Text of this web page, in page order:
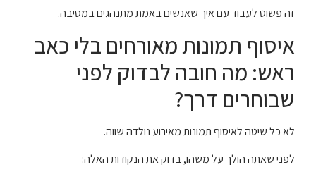
זה פשוט לעבוד עם איך שאנשים באמת מתנהגים במסיבה.
איסוף תמונות מאורחים בלי כאב
ראש: מה חובה לבדוק לפני
שבוחרים דרך?
לא כל שיטה לאיסוף תמונות מאירוע נולדה שווה.
לפני שאתה הולך על משהו, בדוק את הנקודות האלה: